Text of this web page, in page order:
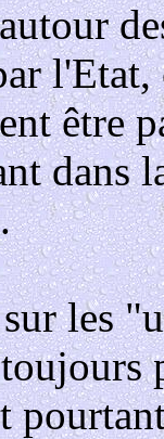
être
dans
les